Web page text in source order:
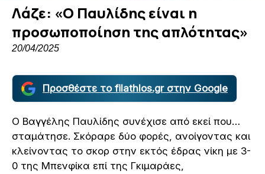
Λάζε: «O Παυλίδης είναι η
προσωποποίηση της απλότητας»
20/04/2025
Προσθέστε το filathlos.gr στην Google
Ο Βαγγέλης Παυλίδης συνέχισε από εκεί που…
σταμάτησε. Σκόραρε δύο φορές, ανοίγοντας και
κλείνοντας το σκορ στην εκτός έδρας νίκη με 3-
0 της Μπενφίκα επί της Γκιμαράες,